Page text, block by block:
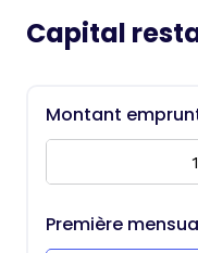
Capital
Montant
Première